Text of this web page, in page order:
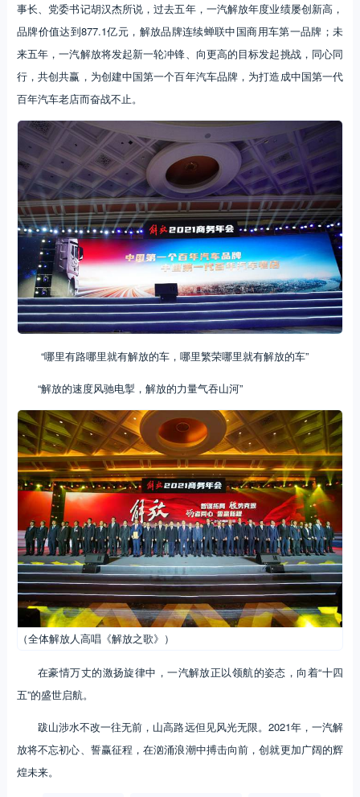
事长、党委书记胡汉杰所说，过去五年，一汽解放年度业绩屡创新高，
品牌价值达到877.1亿元，解放品牌连续蝉联中国商用车第一品牌；未
来五年，一汽解放将发起新一轮冲锋、向更高的目标发起挑战，同心同
行，共创共赢，为创建中国第一个百年汽车品牌，为打造成中国第一代
百年汽车老店而奋战不止。
“哪里有路哪里就有解放的车，哪里繁荣哪里就有解放的车”
“解放的速度风驰电掣，解放的力量气吞山河”
（全体解放人高唱《解放之歌》）
在豪情万丈的激扬旋律中，一汽解放正以领航的姿态，向着“十四
五”的盛世启航。
跋山涉水不改一往无前，山高路远但见风光无限。2021年，一汽解
放将不忘初心、誓赢征程，在汹涌浪潮中搏击向前，创就更加广阔的辉
煌未来。